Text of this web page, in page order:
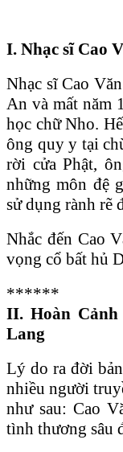
I. Nhạc sĩ Cao
Nhạc sĩ Cao
An và mất năm
học chữ Nho.
ông quy y tại
rời cửa Phật,
những môn đệ
sử dụng rành rẽ
Nhắc đến Cao
vọng cổ bất hủ
******
II. Hoàn
Lang
Lý do ra đời
nhiều người
như sau: Cao
tình thương sâu